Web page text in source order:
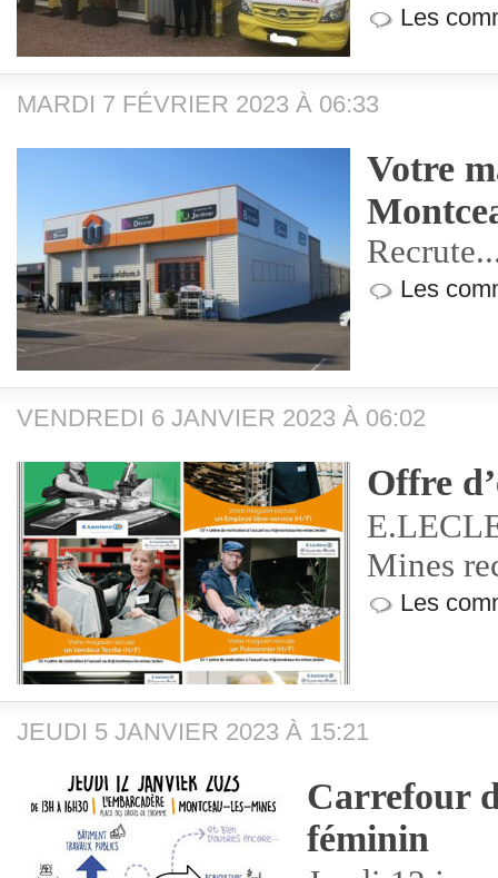
Les
MARDI 7 FÉVRIER 2023 À 06:33
Votre
Les
VENDREDI 6 JANVIER 2023 À 06:02
Offre
Mines
Les
JEUDI 5 JANVIER 2023 À 15:21
Carrefour
féminin